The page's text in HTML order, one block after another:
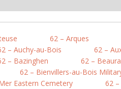
62 – Arques
– Auchy-au-Bois
62 –
– Bazinghen 62 –
62 – Bienvillers-au-Bois
Eastern Cemetery
62